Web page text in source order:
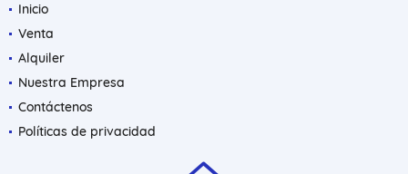
Inicio
Venta
Alquiler
Nuestra Empresa
Contáctenos
Políticas de privacidad